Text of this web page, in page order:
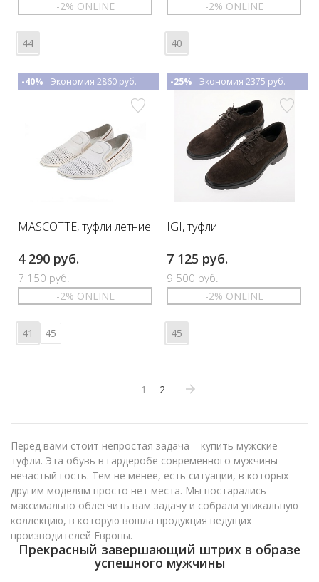
-2% ONLINE
44
-2% ONLINE
40
MASCOTTE, туфли летние
4 290 руб.
7 150 руб.
-40% Экономия 2860 руб.
-2% ONLINE
41 45
IGI, туфли
7 125 руб.
9 500 руб.
-25% Экономия 2375 руб.
-2% ONLINE
45
1 2
Перед вами стоит непростая задача – купить мужские
туфли. Эта обувь в гардеробе современного мужчины
нечастый гость. Тем не менее, есть ситуации, в которых
другим моделям просто нет места. Мы постарались
максимально облегчить вам задачу и собрали уникальную
коллекцию, в которую вошла продукция ведущих
производителей Европы.
Прекрасный завершающий штрих в образе
успешного мужчины